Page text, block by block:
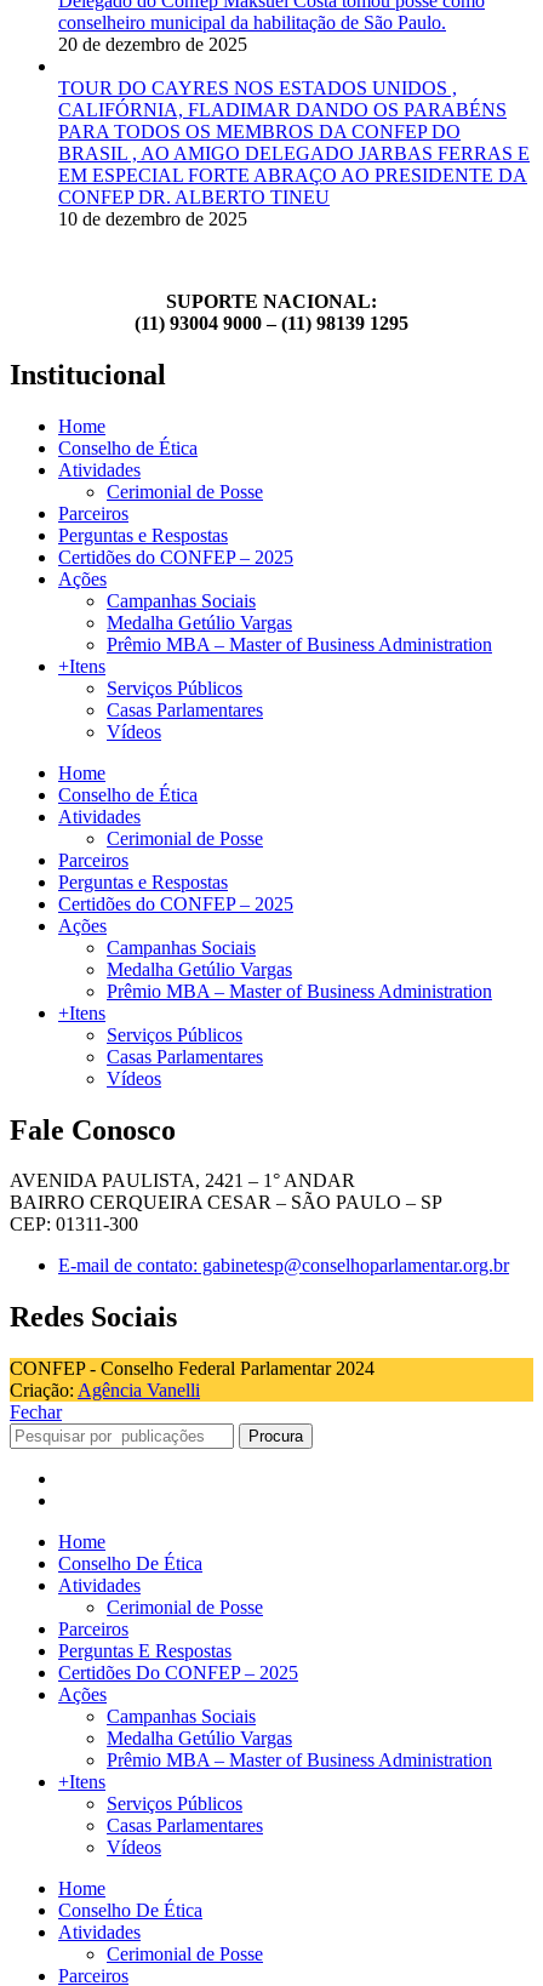
conselheiro municipal da habilitação de São Paulo.
20 de dezembro de 2025
TOUR DO CAYRES NOS ESTADOS UNIDOS ,
CALIFÓRNIA, FLADIMAR DANDO OS PARABÉNS
PARA TODOS OS MEMBROS DA CONFEP DO
BRASIL , AO AMIGO DELEGADO JARBAS FERRAS E
EM ESPECIAL FORTE ABRAÇO AO PRESIDENTE DA
CONFEP DR. ALBERTO TINEU
10 de dezembro de 2025
SUPORTE NACIONAL:
(11) 93004 9000 – (11) 98139 1295
Institucional
Home
Conselho de Ética
Atividades
Cerimonial de Posse
Parceiros
Perguntas e Respostas
Certidões do CONFEP – 2025
Ações
Campanhas Sociais
Medalha Getúlio Vargas
Prêmio MBA – Master of Business Administration
+Itens
Serviços Públicos
Casas Parlamentares
Vídeos
Home
Conselho de Ética
Atividades
Cerimonial de Posse
Parceiros
Perguntas e Respostas
Certidões do CONFEP – 2025
Ações
Campanhas Sociais
Medalha Getúlio Vargas
Prêmio MBA – Master of Business Administration
+Itens
Serviços Públicos
Casas Parlamentares
Vídeos
Fale Conosco
AVENIDA PAULISTA, 2421 – 1° ANDAR
BAIRRO CERQUEIRA CESAR – SÃO PAULO – SP
CEP: 01311-300
E-mail de contato: gabinetesp@conselhoparlamentar.org.br
Redes Sociais
CONFEP - Conselho Federal Parlamentar 2024
Criação: Agência Vanelli
Fechar
Procura
Home
Conselho De Ética
Atividades
Cerimonial de Posse
Parceiros
Perguntas E Respostas
Certidões Do CONFEP – 2025
Ações
Campanhas Sociais
Medalha Getúlio Vargas
Prêmio MBA – Master of Business Administration
+Itens
Serviços Públicos
Casas Parlamentares
Vídeos
Home
Conselho De Ética
Atividades
Cerimonial de Posse
Parceiros